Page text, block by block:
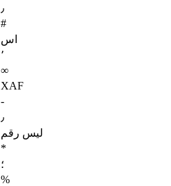
٫
#
اس
٬
∞
XAF
-
٫
ليس رقم
*
؛
%